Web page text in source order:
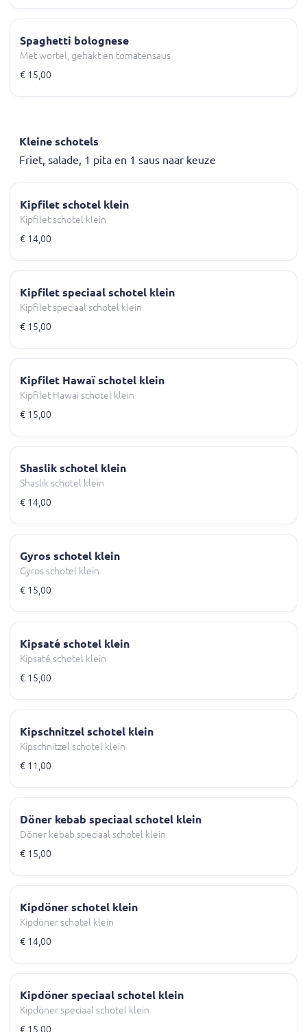
Spaghetti bolognese
Met wortel, gehakt en tomatensaus
€ 15,00
Kleine schotels
Friet, salade, 1 pita en 1 saus naar keuze
Kipfilet schotel klein
Kipfilet schotel klein
€ 14,00
Kipfilet speciaal schotel klein
Kipfilet speciaal schotel klein
€ 15,00
Kipfilet Hawaï schotel klein
Kipfilet Hawaï schotel klein
€ 15,00
Shaslik schotel klein
Shaslik schotel klein
€ 14,00
Gyros schotel klein
Gyros schotel klein
€ 15,00
Kipsaté schotel klein
Kipsaté schotel klein
€ 15,00
Kipschnitzel schotel klein
Kipschnitzel schotel klein
€ 11,00
Döner kebab speciaal schotel klein
Döner kebab speciaal schotel klein
€ 15,00
Kipdöner schotel klein
Kipdöner schotel klein
€ 14,00
Kipdöner speciaal schotel klein
Kipdöner speciaal schotel klein
€ 15,00